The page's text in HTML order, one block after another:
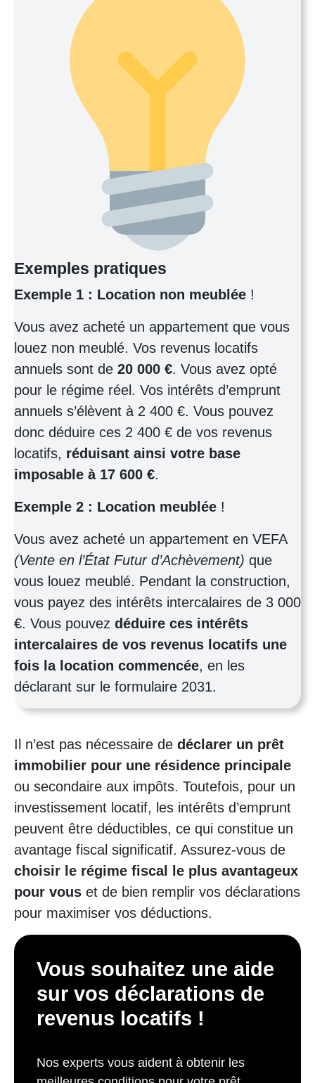
Exemples pratiques
Exemple 1 : Location non meublée !
Vous avez acheté un appartement que vous
louez non meublé. Vos revenus locatifs
annuels sont de 20 000 €. Vous avez opté
pour le régime réel. Vos intérêts d’emprunt
annuels s’élèvent à 2 400 €. Vous pouvez
donc déduire ces 2 400 € de vos revenus
locatifs, réduisant ainsi votre base
imposable à 17 600 €.
Exemple 2 : Location meublée !
Vous avez acheté un appartement en VEFA
(Vente en l’État Futur d’Achèvement) que
vous louez meublé. Pendant la construction,
vous payez des intérêts intercalaires de 3 000
€. Vous pouvez déduire ces intérêts
intercalaires de vos revenus locatifs une
fois la location commencée, en les
déclarant sur le formulaire 2031.
Il n’est pas nécessaire de déclarer un prêt
immobilier pour une résidence principale
ou secondaire aux impôts. Toutefois, pour un
investissement locatif, les intérêts d’emprunt
peuvent être déductibles, ce qui constitue un
avantage fiscal significatif. Assurez-vous de
choisir le régime fiscal le plus avantageux
pour vous et de bien remplir vos déclarations
pour maximiser vos déductions.
Vous souhaitez une aide
sur vos déclarations de
revenus locatifs !
Nos experts vous aident à obtenir les